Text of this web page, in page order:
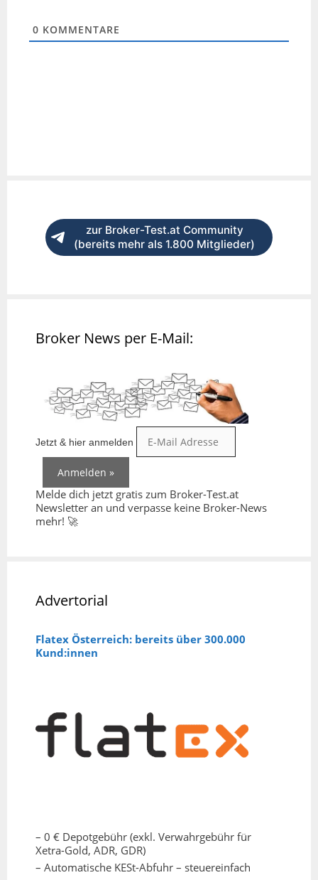
0 KOMMENTARE
zur Broker-Test.at Community
(bereits mehr als 1.800 Mitglieder)
Broker News per E-Mail:
Jetzt & hier anmelden
Melde dich jetzt gratis zum Broker-Test.at
Newsletter an und verpasse keine Broker-News
mehr! 🚀
Advertorial
Flatex Österreich: bereits über 300.000
Kund:innen
– 0 € Depotgebühr (exkl. Verwahrgebühr für
Xetra-Gold, ADR, GDR)
– Automatische KESt-Abfuhr – steuereinfach